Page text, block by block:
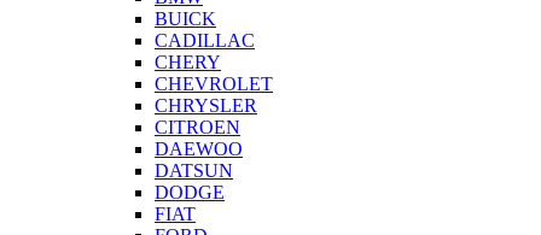
BUICK
CADILLAC
CHERY
CHEVROLET
CHRYSLER
CITROEN
DAEWOO
DATSUN
DODGE
FIAT